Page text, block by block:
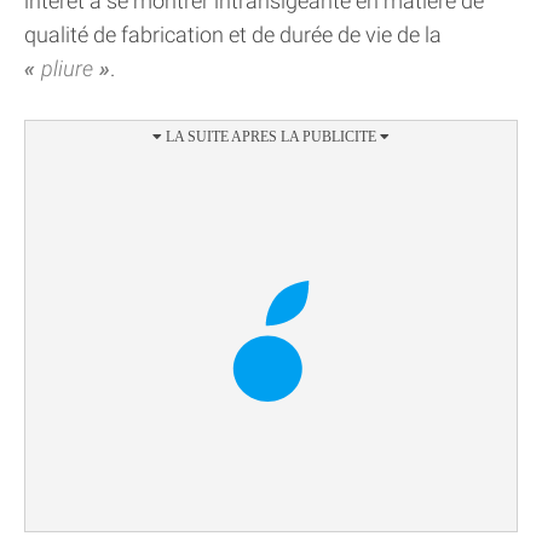
qualité de fabrication et de durée de vie de la
pliure
.